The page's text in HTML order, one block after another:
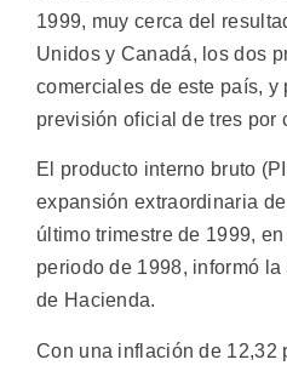
1999, muy cerca del
Unidos y Canadá, los dos
comerciales de este país, y
previsión oficial de tres por
El producto interno bruto
expansión extraordinaria
último trimestre de 1999,
periodo de 1998, informó
de Hacienda.
Con una inflación de 12,32